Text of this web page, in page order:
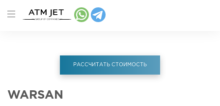
РАССЧИТАТЬ СТОИМОСТЬ
WARSAN